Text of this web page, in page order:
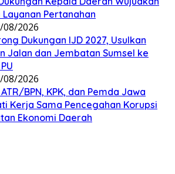
Pertanahan
08/2026
Dukungan IJD 2027, Usulkan
Jalan dan Jembatan Sumsel ke
08/2026
BPN, KPK, dan Pemda Jawa
Kerja Sama Pencegahan Korupsi
Ekonomi Daerah